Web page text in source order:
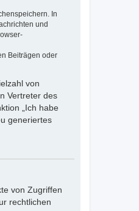
In
und
Beiträgen oder
von
Vertreter des
„Ich habe
generiertes
von Zugriffen
rechtlichen